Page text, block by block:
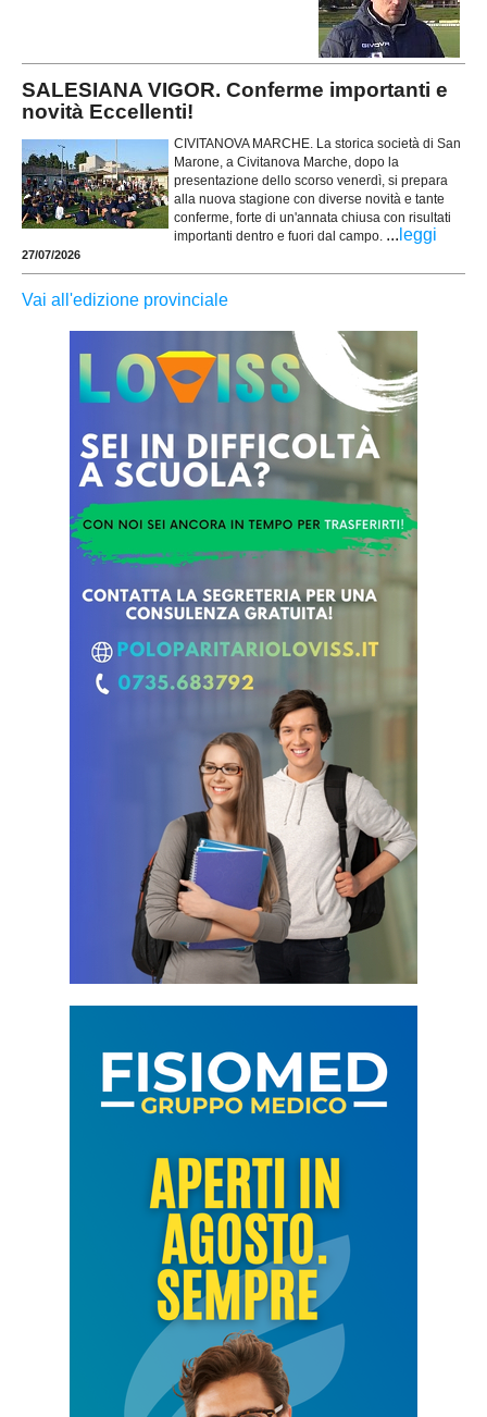
SALESIANA VIGOR. Conferme importanti e
novità Eccellenti!
CIVITANOVA MARCHE. La storica società di San
Marone, a Civitanova Marche, dopo la
presentazione dello scorso venerdì, si prepara
alla nuova stagione con diverse novità e tante
conferme, forte di un'annata chiusa con risultati
importanti dentro e fuori dal campo. ... leggi
27/07/2026
Vai all'edizione provinciale